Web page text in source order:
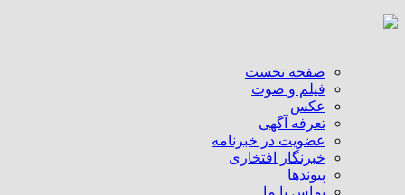
صفحه نخست
فیلم و صوت
عکس
تعرفه آگهی
عضویت در خبرنامه
خبرنگار افتخاری
پیوندها
تماس با ما